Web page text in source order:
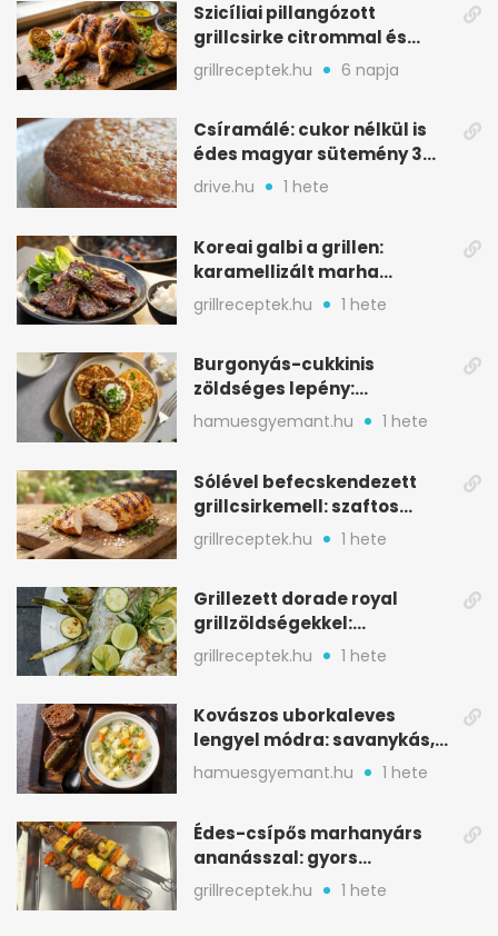
Szicíliai pillangózott
grillcsirke citrommal és
oregánóval
grillreceptek.hu 6 napja
Csíramálé: cukor nélkül is
édes magyar sütemény 3
alapanyagból
drive.hu 1 hete
Koreai galbi a grillen:
karamellizált marha
rövidborda gyorsan
grillreceptek.hu 1 hete
Burgonyás-cukkinis
zöldséges lepény:
aranybarna, szaftos, hús
nélkül is
hamuesgyemant.hu 1 hete
Sólével befecskendezett
grillcsirkemell: szaftos
marad, nem szárad ki
grillreceptek.hu 1 hete
Grillezett dorade royal
grillzöldségekkel:
mediterrán ízek a rostélyról
grillreceptek.hu 1 hete
Kovászos uborkaleves
lengyel módra: savanykás,
kapros, meglepően
tartalmas
hamuesgyemant.hu 1 hete
Édes-csípős marhanyárs
ananásszal: gyors
grillrecept jalapeñóval
grillreceptek.hu 1 hete